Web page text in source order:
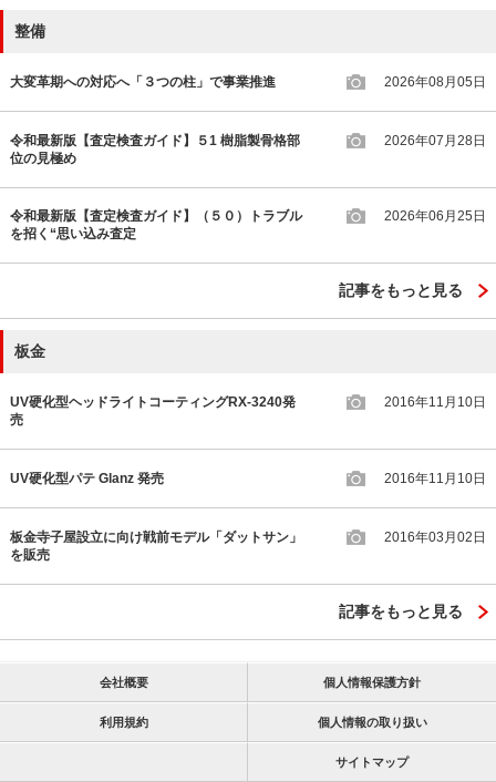
整備
大変革期への対応へ「３つの柱」で事業推進 2026年08月05日
令和最新版【査定検査ガイド】５1 樹脂製骨格部
位の見極め
2026年07月28日
令和最新版【査定検査ガイド】（５０）トラブル
を招く“思い込み査定
2026年06月25日
記事をもっと見る
板金
UV硬化型ヘッドライトコーティングRX-3240発
売
2016年11月10日
UV硬化型パテ Glanz 発売 2016年11月10日
板金寺子屋設立に向け戦前モデル「ダットサン」
を販売
2016年03月02日
記事をもっと見る
会社概要 個人情報保護方針
利用規約 個人情報の取り扱い
サイトマップ